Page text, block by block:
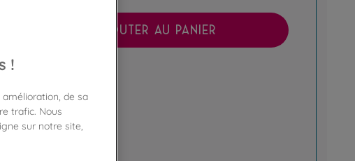
AJOUTER AU PANIER
en boutique !
port offert
d'achat
!
de sa
trafic. Nous
sur notre site,